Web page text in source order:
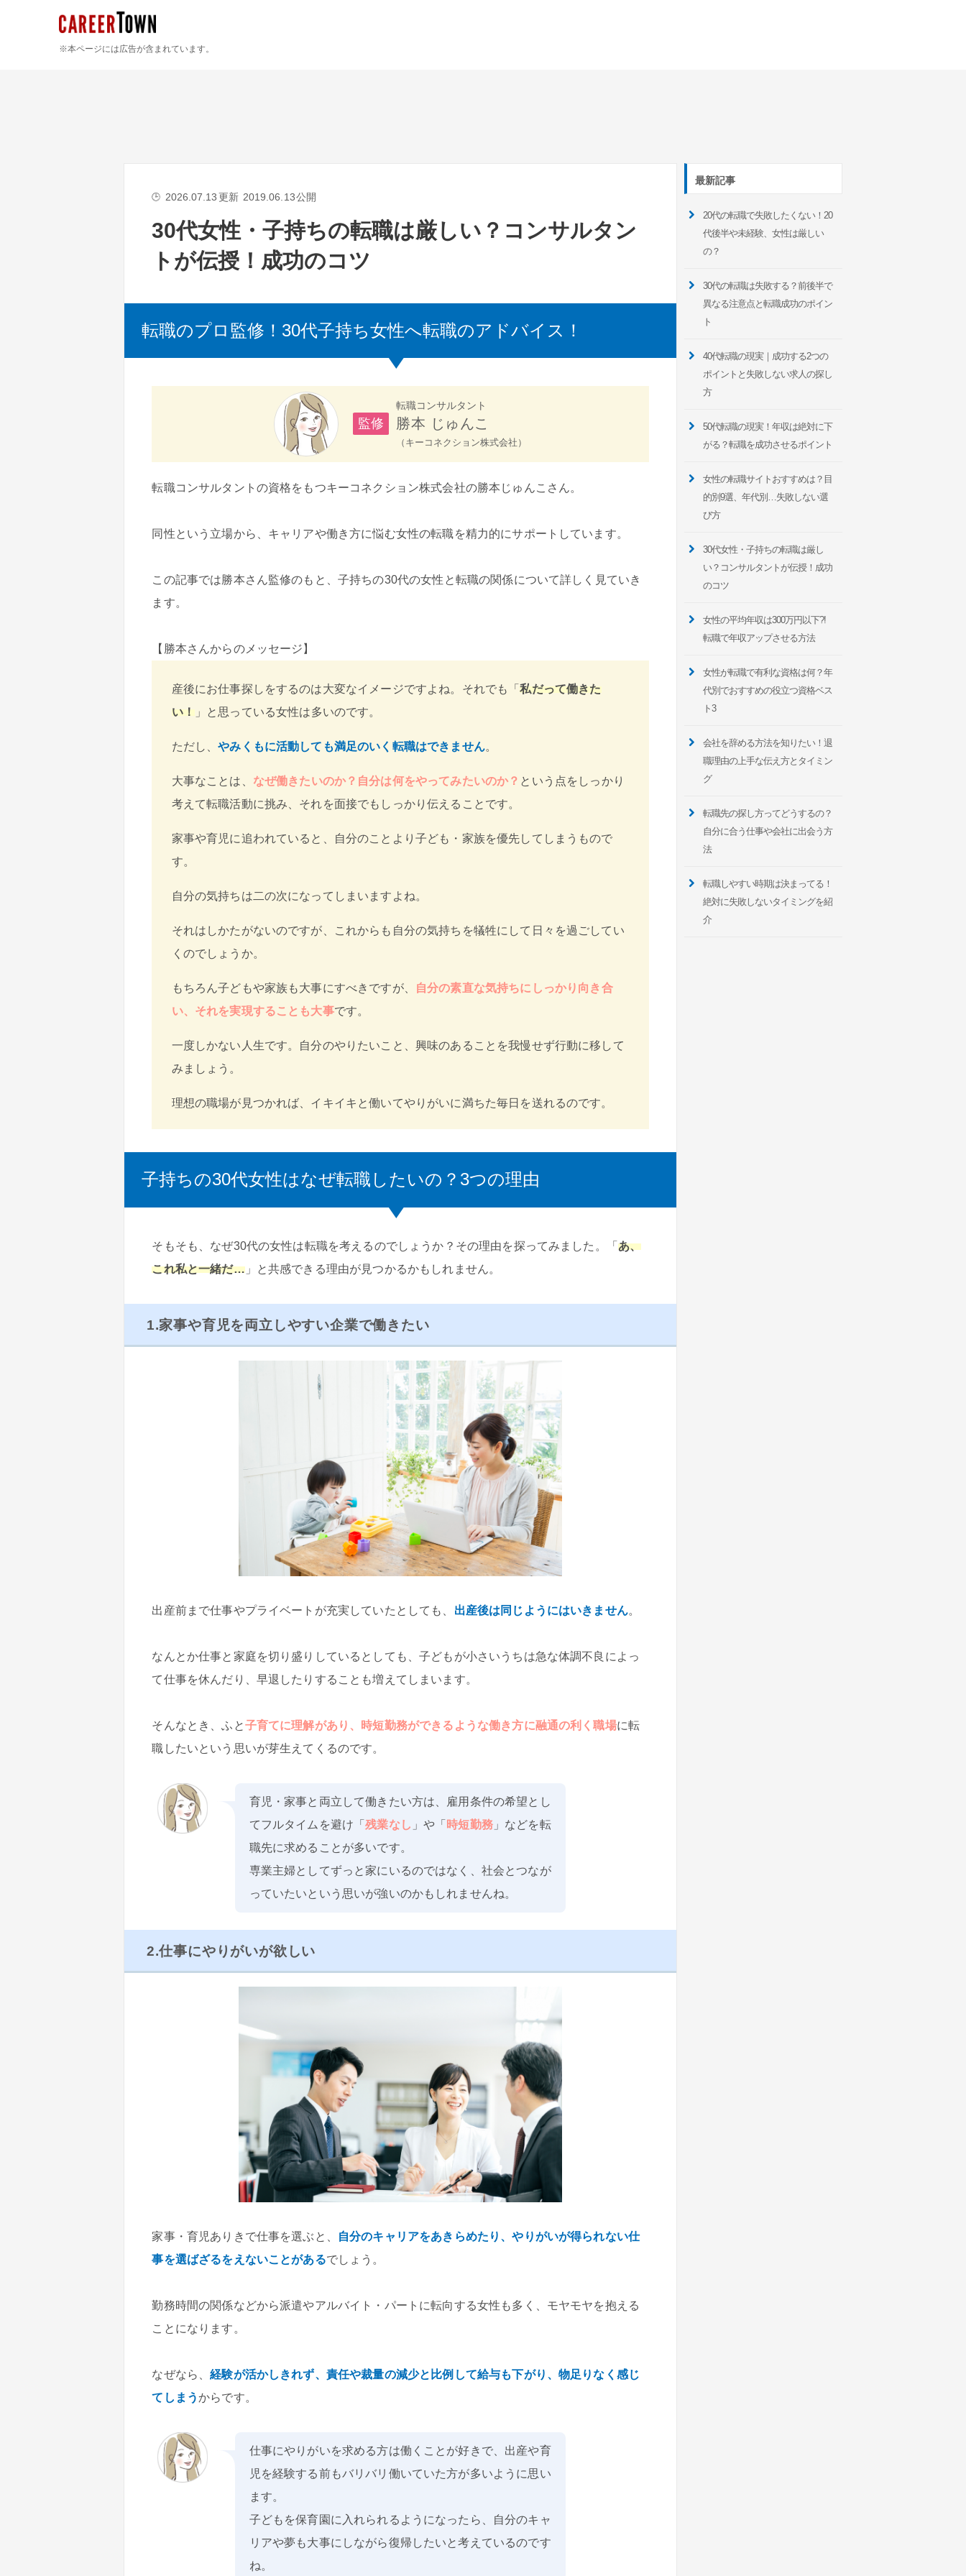
※本ページには広告が含まれています。
🕒 2026.07.13更新 2019.06.13公開
30代女性・子持ちの転職は厳しい？コンサルタン
トが伝授！成功のコツ
転職のプロ監修！30代子持ち女性へ転職のアドバイス！
監修
転職コンサルタント
勝本 じゅんこ
（キーコネクション株式会社）
転職コンサルタントの資格をもつキーコネクション株式会社の勝本じゅんこさん。
同性という立場から、キャリアや働き方に悩む女性の転職を精力的にサポートしています。
この記事では勝本さん監修のもと、子持ちの30代の女性と転職の関係について詳しく見ていき
ます。
【勝本さんからのメッセージ】
産後にお仕事探しをするのは大変なイメージですよね。それでも「私だって働きた
い！
」と思っている女性は多いのです。
ただし、やみくもに活動しても満足のいく転職はできません。
大事なことは、 なぜ働きたいのか？自分は何をやってみたいのか？ という点をしっかり
考えて転職活動に挑み、それを面接でもしっかり伝えることです。
家事や育児に追われていると、自分のことより子ども・家族を優先してしまうもので
す。
自分の気持ちは二の次になってしまいますよね。
それはしかたがないのですが、これからも自分の気持ちを犠牲にして日々を過ごしてい
くのでしょうか。
もちろん子どもや家族も大事にすべきですが、
自分の素直な気持ちにしっかり向き合
い、それを実現することも大事です。
一度しかない人生です。自分のやりたいこと、興味のあることを我慢せず行動に移して
みましょう。
理想の職場が見つかれば、イキイキと働いてやりがいに満ちた毎日を送れるのです。
子持ちの30代女性はなぜ転職したいの？3つの理由
そもそも、なぜ30代の女性は転職を考えるのでしょうか？その理由を探ってみました。「 あ、
これ私と一緒だ…」と共感できる理由が見つかるかもしれません。
1.家事や育児を両立しやすい企業で働きたい
出産前まで仕事やプライベートが充実していたとしても、 出産後は同じようにはいきません。
なんとか仕事と家庭を切り盛りしているとしても、子どもが小さいうちは急な体調不良によっ
て仕事を休んだり、早退したりすることも増えてしまいます。
そんなとき、ふと子育てに理解があり、時短勤務ができるような働き方に融通の利く職場に転
職したいという思いが芽生えてくるのです。
育児・家事と両立して働きたい方は、雇用条件の希望とし
てフルタイムを避け「残業なし 」や「 時短勤務」などを転
職先に求めることが多いです。
専業主婦としてずっと家にいるのではなく、社会とつなが
っていたいという思いが強いのかもしれませんね。
2.仕事にやりがいが欲しい
家事・育児ありきで仕事を選ぶと、
自分のキャリアをあきらめたり、やりがいが得られない仕
事を選ばざるをえないことがあるでしょう。
勤務時間の関係などから派遣やアルバイト・パートに転向する女性も多く、モヤモヤを抱える
ことになります。
なぜなら、経験が活かしきれず、責任や裁量の減少と比例して給与も下がり、物足りなく感じ
てしまうからです。
仕事にやりがいを求める方は働くことが好きで、出産や育
児を経験する前もバリバリ働いていた方が多いように思い
ます。
子どもを保育園に入れられるようになったら、自分のキャ
リアや夢も大事にしながら復帰したいと考えているのです
ね。
最新記事
20代の転職で失敗したくない！20
代後半や未経験、女性は厳しい
の？
30代の転職は失敗する？前後半で
異なる注意点と転職成功のポイン
ト
40代転職の現実｜成功する2つの
ポイントと失敗しない求人の探し
方
50代転職の現実！年収は絶対に下
がる？転職を成功させるポイント
女性の転職サイトおすすめは？目
的別9選、年代別…失敗しない選
び方
30代女性・子持ちの転職は厳し
い？コンサルタントが伝授！成功
のコツ
女性の平均年収は300万円以下?!
転職で年収アップさせる方法
女性が転職で有利な資格は何？年
代別でおすすめの役立つ資格ベス
ト3
会社を辞める方法を知りたい！退
職理由の上手な伝え方とタイミン
グ
転職先の探し方ってどうするの？
自分に合う仕事や会社に出会う方
法
転職しやすい時期は決まってる！
絶対に失敗しないタイミングを紹
介